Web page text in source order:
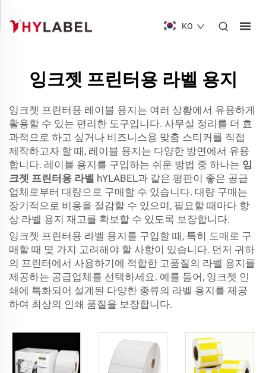
KO
잉크젯 프린터용 라벨 용지
잉크젯 프린터용 레이블 용지는 여러 상황에서 유용하게
활용할 수 있는 편리한 도구입니다. 사무실 정리를 더 효
과적으로 하고 싶거나 비즈니스용 맞춤 스티커를 직접
제작하고자 할 때, 레이블 용지는 다양한 방면에서 유용
합니다. 레이블 용지를 구입하는 쉬운 방법 중 하나는 잉
크젯 프린터용 라벨 hYLABEL과 같은 평판이 좋은 공급
업체로부터 대량으로 구매할 수 있습니다. 대량 구매는
장기적으로 비용을 절감할 수 있으며, 필요할 때마다 항
상 라벨 용지 재고를 확보할 수 있도록 보장합니다.
잉크젯 프린터용 라벨 용지를 구입할 때, 특히 도매로 구
매할 때 몇 가지 고려해야 할 사항이 있습니다. 먼저 귀하
의 프린터에서 사용하기에 적합한 고품질의 라벨 용지를
제공하는 공급업체를 선택하세요. 예를 들어, 잉크젯 인
쇄에 특화되어 설계된 다양한 종류의 라벨 용지를 제공
하여 최상의 인쇄 품질을 보장합니다.